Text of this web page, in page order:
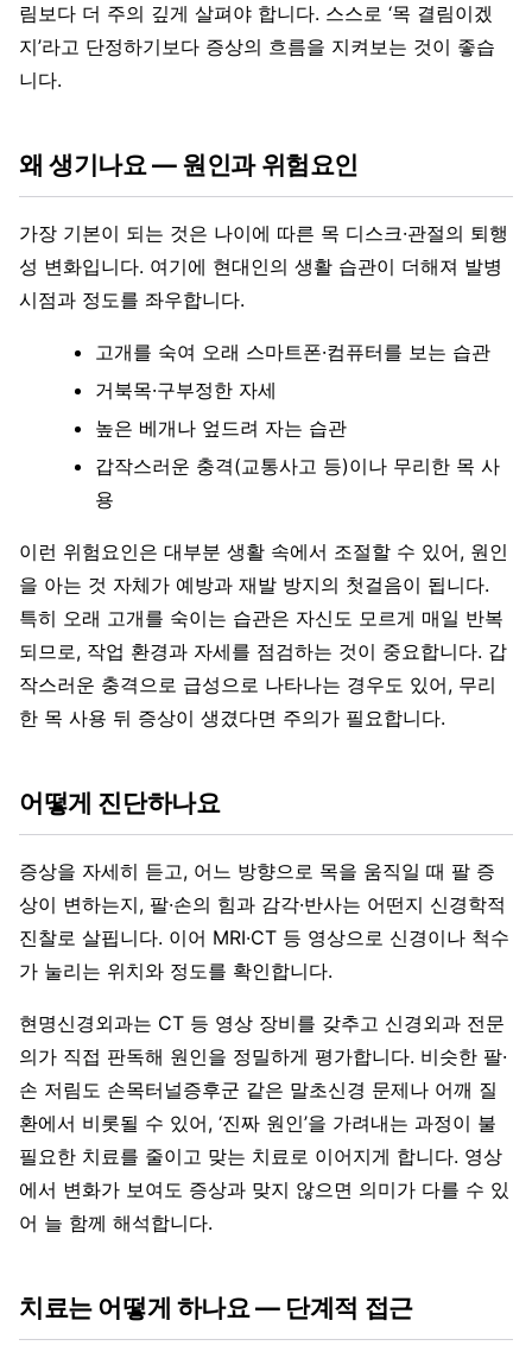
림보다 더 주의 깊게 살펴야 합니다. 스스로 ‘목 결림이겠
지’라고 단정하기보다 증상의 흐름을 지켜보는 것이 좋습
니다.
왜 생기나요 — 원인과 위험요인
가장 기본이 되는 것은 나이에 따른 목 디스크·관절의 퇴행
성 변화입니다. 여기에 현대인의 생활 습관이 더해져 발병
시점과 정도를 좌우합니다.
고개를 숙여 오래 스마트폰·컴퓨터를 보는 습관
거북목·구부정한 자세
높은 베개나 엎드려 자는 습관
갑작스러운 충격(교통사고 등)이나 무리한 목 사
용
이런 위험요인은 대부분 생활 속에서 조절할 수 있어, 원인
을 아는 것 자체가 예방과 재발 방지의 첫걸음이 됩니다.
특히 오래 고개를 숙이는 습관은 자신도 모르게 매일 반복
되므로, 작업 환경과 자세를 점검하는 것이 중요합니다. 갑
작스러운 충격으로 급성으로 나타나는 경우도 있어, 무리
한 목 사용 뒤 증상이 생겼다면 주의가 필요합니다.
어떻게 진단하나요
증상을 자세히 듣고, 어느 방향으로 목을 움직일 때 팔 증
상이 변하는지, 팔·손의 힘과 감각·반사는 어떤지 신경학적
진찰로 살핍니다. 이어 MRI·CT 등 영상으로 신경이나 척수
가 눌리는 위치와 정도를 확인합니다.
현명신경외과는 CT 등 영상 장비를 갖추고 신경외과 전문
의가 직접 판독해 원인을 정밀하게 평가합니다. 비슷한 팔·
손 저림도 손목터널증후군 같은 말초신경 문제나 어깨 질
환에서 비롯될 수 있어, ‘진짜 원인’을 가려내는 과정이 불
필요한 치료를 줄이고 맞는 치료로 이어지게 합니다. 영상
에서 변화가 보여도 증상과 맞지 않으면 의미가 다를 수 있
어 늘 함께 해석합니다.
치료는 어떻게 하나요 — 단계적 접근